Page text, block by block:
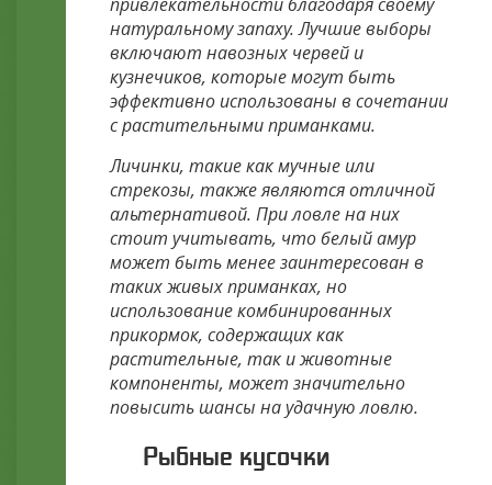
натуральному запаху. Лучшие выборы
включают навозных червей и
кузнечиков, которые могут быть
эффективно использованы в сочетании
с растительными приманками.
Личинки, такие как мучные или
стрекозы, также являются отличной
альтернативой. При ловле на них
стоит учитывать, что белый амур
может быть менее заинтересован в
таких живых приманках, но
использование комбинированных
прикормок, содержащих как
растительные, так и животные
компоненты, может значительно
повысить шансы на удачную ловлю.
Рыбные кусочки